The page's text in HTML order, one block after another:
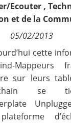
Ecouter,
et de la
05/02/2013
cette
Mappeurs
sur leurs
se